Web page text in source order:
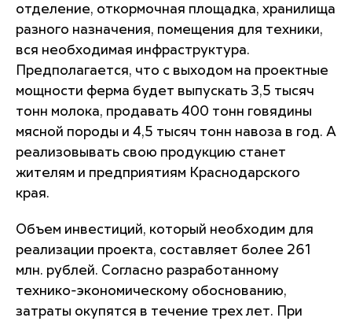
отделение, откормочная площадка, хранилища
разного назначения, помещения для техники,
вся необходимая инфраструктура.
Предполагается, что с выходом на проектные
мощности ферма будет выпускать 3,5 тысяч
тонн молока, продавать 400 тонн говядины
мясной породы и 4,5 тысяч тонн навоза в год. А
реализовывать свою продукцию станет
жителям и предприятиям Краснодарского
края.
Объем инвестиций, который необходим для
реализации проекта, составляет более 261
млн. рублей. Согласно разработанному
технико-экономическому обоснованию,
затраты окупятся в течение трех лет. При